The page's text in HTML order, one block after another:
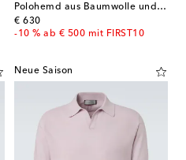
Polohemd aus Baumwolle und Seide
€ 630
original price
-10 % ab € 500 mit FIRST10
Neue Saison